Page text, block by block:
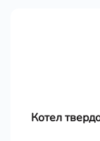
Котел